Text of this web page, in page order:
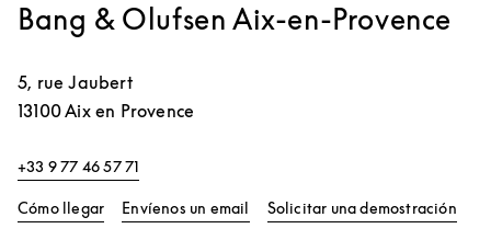
Bang & Olufsen Aix-en-Provence
5, rue Jaubert
13100Aix en Provence
+33 9 77 46 57 71
Cómo llegarLink Opens in New Tab
Envíenos un email Solicitar una demostración